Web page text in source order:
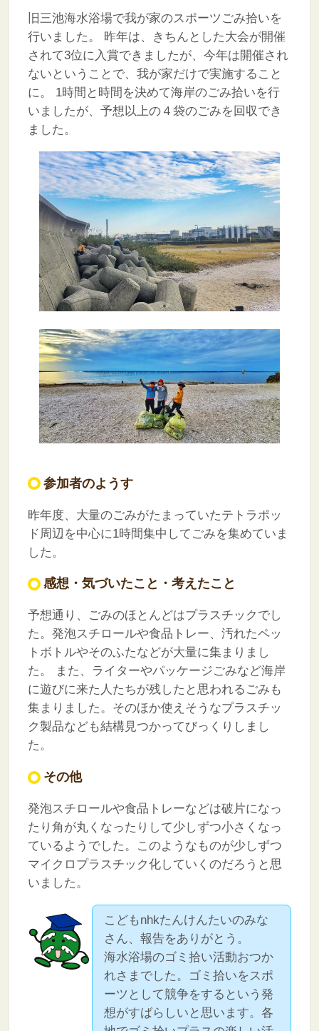
旧三池海水浴場で我が家のスポーツごみ拾いを
行いました。
昨年は、きちんとした大会が開催
されて3位に入賞できましたが、今年は開催され
ないということで、我が家だけで実施すること
に。
1時間と時間を決めて海岸のごみ拾いを行
いましたが、予想以上の４袋のごみを回収でき
ました。
参加者のようす
昨年度、大量のごみがたまっていたテトラポッ
ド周辺を中心に1時間集中してごみを集めていま
した。
感想・気づいたこと・考えたこと
予想通り、ごみのほとんどはプラスチックでし
た。発泡スチロールや食品トレー、汚れたペッ
トボトルやそのふたなどが大量に集まりまし
た。
また、ライターやパッケージごみなど海岸
に遊びに来た人たちが残したと思われるごみも
集まりました。そのほか使えそうなプラスチッ
ク製品なども結構見つかってびっくりしまし
た。
その他
発泡スチロールや食品トレーなどは破片になっ
たり角が丸くなったりして少しずつ小さくなっ
ているようでした。このようなものが少しずつ
マイクロプラスチック化していくのだろうと思
いました。
こどもnhkたんけんたいのみな
さん、報告をありがとう。
海水浴場のゴミ拾い活動おつか
れさまでした。ゴミ拾いをスポ
ーツとして競争をするという発
想がすばらしいと思います。各